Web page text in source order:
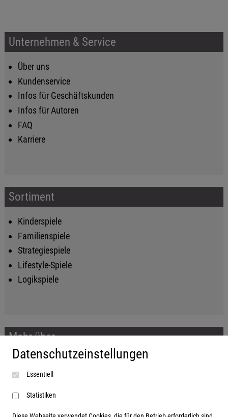
Unternehmen & Service
Über uns
Kundenservice
Infos für Geschäftskunden
Infos für Autoren
FAQ
Karriere
Sortiment
Kinderspiele
Familienspiele
Strategiespiele
Lifestyle-Spiele
Logikspiele
Mehr über...
Impressum
AGB
Datenschutzerklärung
Datenschutzeinstellungen
Essentiell
Statistiken